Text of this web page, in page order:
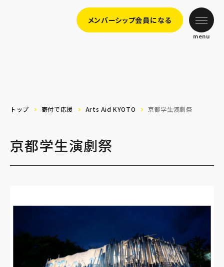
メンバーシップ会員になる
menu
トップ 寄付で応援 Arts Aid KYOTO 京都学生演劇祭
京都学生演劇祭